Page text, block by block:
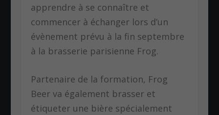
apprendre à se connaître et
commencer à échanger lors d’un
évènement prévu à la fin septembre
à la brasserie parisienne Frog.
Partenaire de la formation, Frog
Beer va également brasser et
étiqueter une bière spécialement